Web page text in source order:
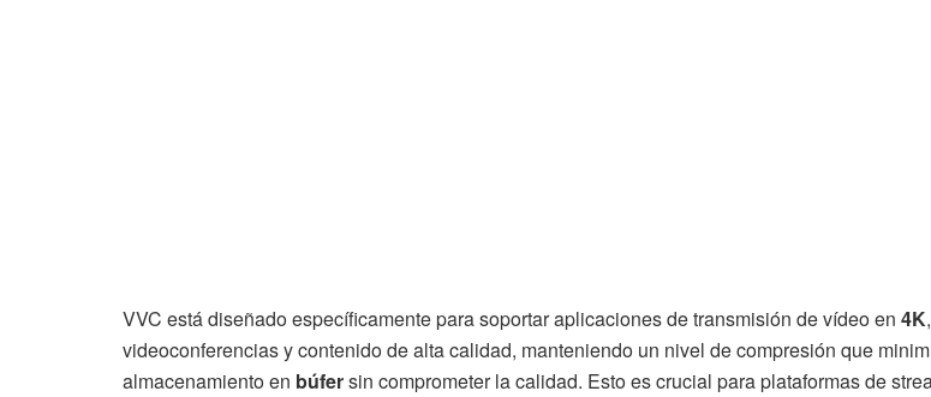
VVC está diseñado específicamente para soportar aplicaciones de transmisión de vídeo en 4K,
videoconferencias y contenido de alta calidad, manteniendo un nivel de compresión que
almacenamiento en búfersin comprometer la calidad. Esto es crucial para plataformas de